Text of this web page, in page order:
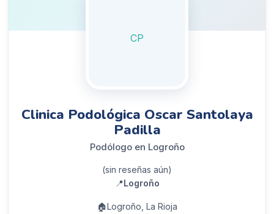
CP
Clinica Podológica Oscar Santolaya
Padilla
Podólogo en Logroño
(sin reseñas aún)
📍Logroño
🏠Logroño, La Rioja